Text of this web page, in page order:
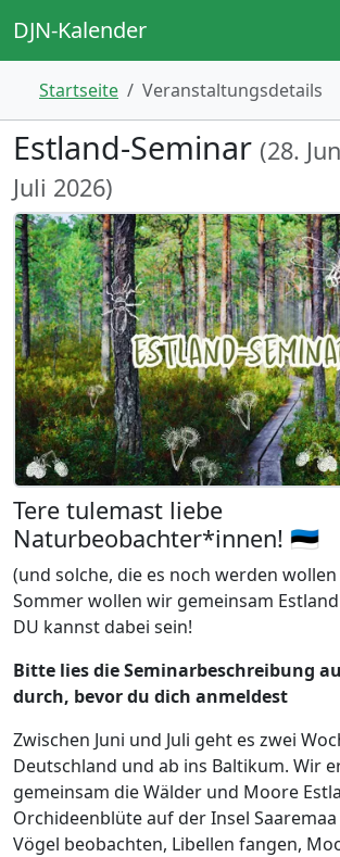
DJN-Kalender
Startseite Veranstaltungsdetails
Estland-Seminar (28.
Juli 2026)
Tere tulemast liebe
Naturbeobachter*innen! 🇪🇪
(und solche, die es noch werden wollen
Sommer wollen wir gemeinsam
DU kannst dabei sein!
Bitte lies die Seminarbeschreibung
durch, bevor du dich anmeldest
Zwischen Juni und Juli geht es zwei
Deutschland und ab ins Baltikum. Wir
gemeinsam die Wälder und Moore
Orchideenblüte auf der Insel
Vögel beobachten, Libellen fangen,